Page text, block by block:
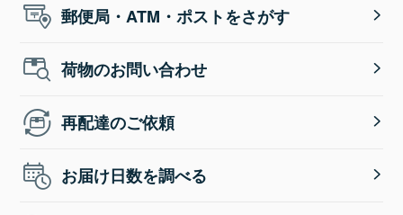
郵便局・ATM・ポストをさがす
荷物のお問い合わせ
再配達のご依頼
お届け日数を調べる